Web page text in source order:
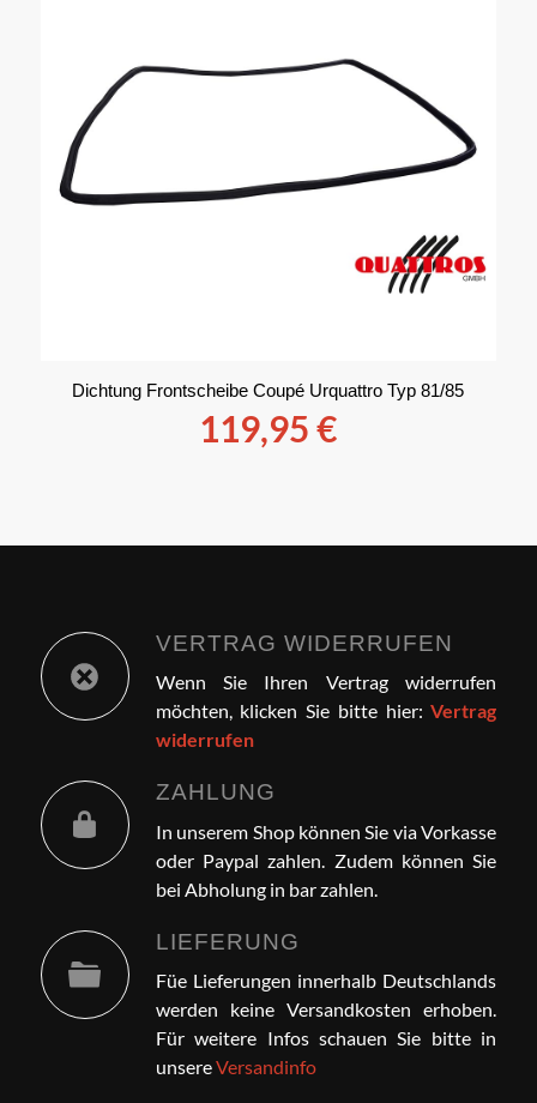
Dichtung Frontscheibe Coupé Urquattro Typ 81/85
119,95€
VERTRAG WIDERRUFEN
Wenn Sie Ihren Vertrag widerrufen
möchten, klicken Sie bitte hier:Vertrag
widerrufen
ZAHLUNG
In unserem Shop können Sie via Vorkasse
oder Paypal zahlen. Zudem können Sie
bei Abholung in bar zahlen.
LIEFERUNG
Füe Lieferungen innerhalb Deutschlands
werden keine Versandkosten erhoben.
Für weitere Infos schauen Sie bitte in
unsereVersandinfo